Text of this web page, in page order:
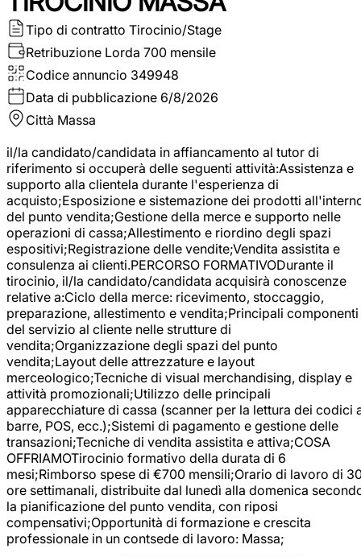
Tipo di contratto Tirocinio/Stage
Retribuzione Lorda 700 mensile
Codice annuncio 349948
Data di pubblicazione 6/8/2026
Città Massa
il/la candidato/candidata in affiancamento al tutor di
riferimento si occuperà delle seguenti attività:Assistenza e
supporto alla clientela durante l'esperienza di
acquisto;Esposizione e sistemazione dei prodotti
del punto vendita;Gestione della merce e supporto nelle
operazioni di cassa;Allestimento e riordino degli spazi
espositivi;Registrazione delle vendite;Vendita assistita e
consulenza ai clienti.PERCORSO FORMATIVODurante il
tirocinio, il/la candidato/candidata acquisirà conoscenze
relative a:Ciclo della merce: ricevimento, stoccaggio,
preparazione, allestimento e vendita;Principali componenti
del servizio al cliente nelle strutture di
vendita;Organizzazione degli spazi del punto
vendita;Layout delle attrezzature e layout
merceologico;Tecniche di visual merchandising, display e
attività promozionali;Utilizzo delle principali
apparecchiature di cassa (scanner per la lettura dei codici
barre, POS, ecc.);Sistemi di pagamento e gestione delle
transazioni;Tecniche di vendita assistita e attiva;COSA
OFFRIAMOTirocinio formativo della durata di 6
mesi;Rimborso spese di €700 mensili;Orario di lavoro di
ore settimanali, distribuite dal lunedì alla domenica
la pianificazione del punto vendita, con riposi
compensativi;Opportunità di formazione e crescita
professionale in un contsede di lavoro: Massa;